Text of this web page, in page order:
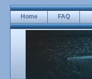
Home FAQ